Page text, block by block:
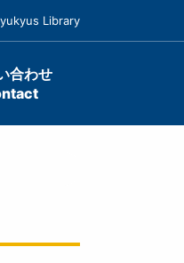
Library
合わせ